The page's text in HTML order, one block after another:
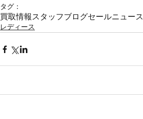
タグ：
買取情報 スタッフブログセールニュース
レディース